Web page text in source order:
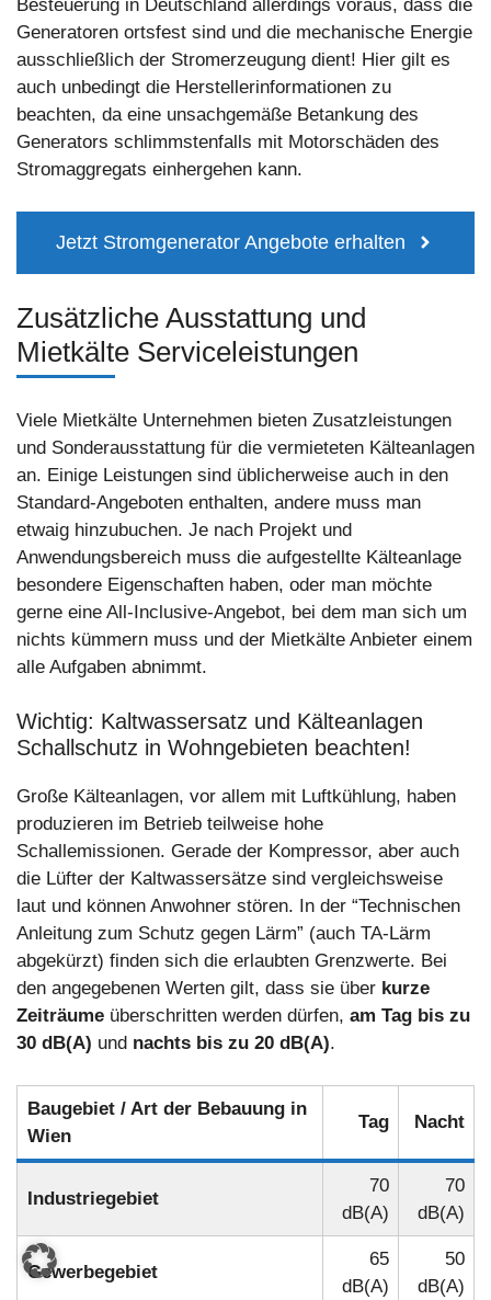
Besteuerung in Deutschland allerdings voraus, dass die
Generatoren ortsfest sind und die mechanische Energie
ausschließlich der Stromerzeugung dient! Hier gilt es
auch unbedingt die Herstellerinformationen zu
beachten, da eine unsachgemäße Betankung des
Generators schlimmstenfalls mit Motorschäden des
Stromaggregats einhergehen kann.
Jetzt Stromgenerator Angebote erhalten
Zusätzliche Ausstattung und
Mietkälte Serviceleistungen
Viele Mietkälte Unternehmen bieten Zusatzleistungen
und Sonderausstattung für die vermieteten Kälteanlagen
an. Einige Leistungen sind üblicherweise auch in den
Standard-Angeboten enthalten, andere muss man
etwaig hinzubuchen. Je nach Projekt und
Anwendungsbereich muss die aufgestellte Kälteanlage
besondere Eigenschaften haben, oder man möchte
gerne eine All-Inclusive-Angebot, bei dem man sich um
nichts kümmern muss und der Mietkälte Anbieter einem
alle Aufgaben abnimmt.
Wichtig: Kaltwassersatz und Kälteanlagen
Schallschutz in Wohngebieten beachten!
Große Kälteanlagen, vor allem mit Luftkühlung, haben
produzieren im Betrieb teilweise hohe
Schallemissionen. Gerade der Kompressor, aber auch
die Lüfter der Kaltwassersätze sind vergleichsweise
laut und können Anwohner stören. In der “Technischen
Anleitung zum Schutz gegen Lärm” (auch TA-Lärm
abgekürzt) finden sich die erlaubten Grenzwerte. Bei
den angegebenen Werten gilt, dass sie über kurze
Zeiträume überschritten werden dürfen, am Tag bis zu
30 dB(A) und nachts bis zu 20 dB(A).
Baugebiet / Art der Bebauung in
Wien
Tag Nacht
Industriegebiet
70
dB(A)
70
dB(A)
Gewerbegebiet
65
dB(A)
50
dB(A)